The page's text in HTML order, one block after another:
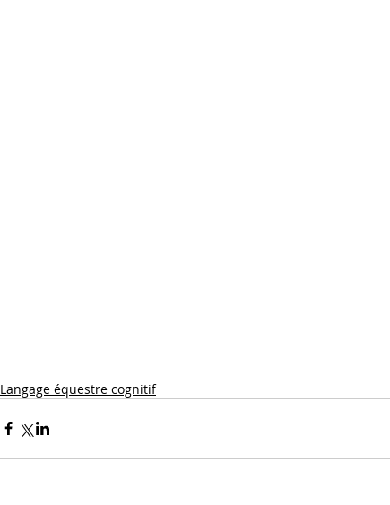
Langage équestre cognitif